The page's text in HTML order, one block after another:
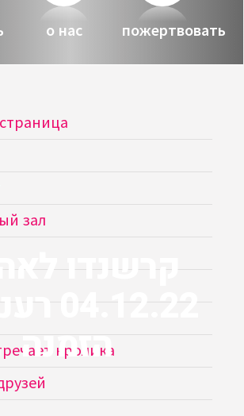
קרשנדו
הזמנה
о нас пожертвовать
зал
кролика